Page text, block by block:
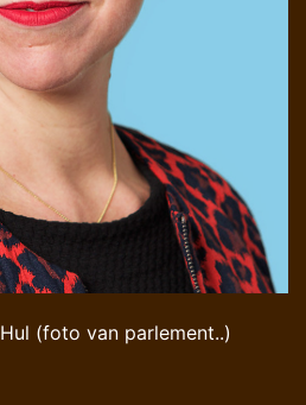
(foto van parlement..)